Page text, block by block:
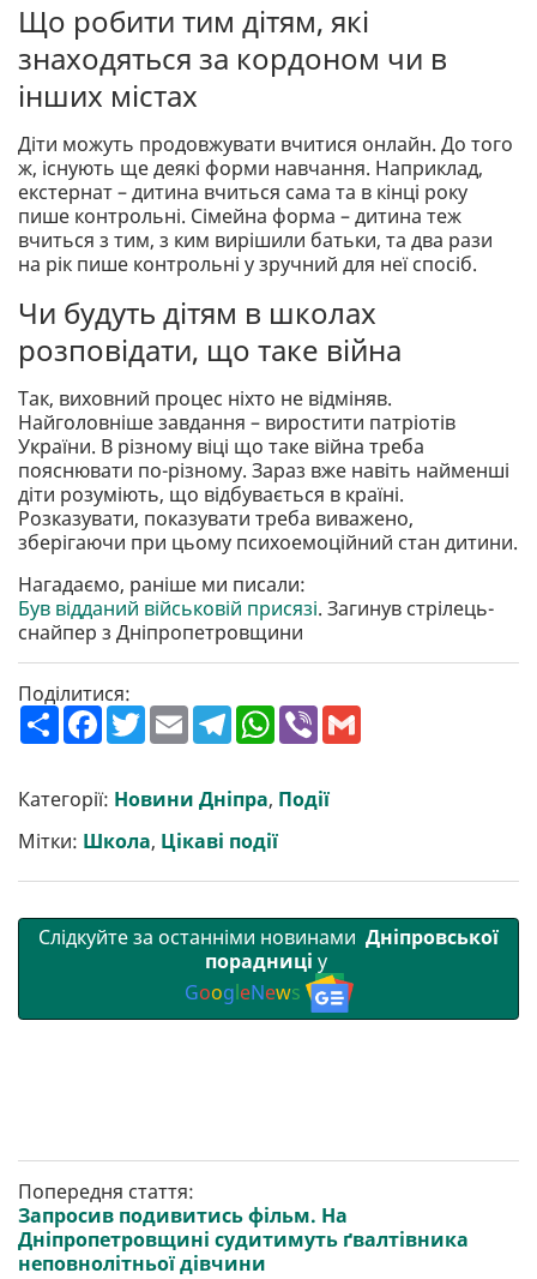
Що робити тим дітям, які
знаходяться за кордоном чи в
інших містах
Діти можуть продовжувати вчитися онлайн. До того
ж, існують ще деякі форми навчання. Наприклад,
екстернат – дитина вчиться сама та в кінці року
пише контрольні. Сімейна форма – дитина теж
вчиться з тим, з ким вирішили батьки, та два рази
на рік пише контрольні у зручний для неї спосіб.
Чи будуть дітям в школах
розповідати, що таке війна
Так, виховний процес ніхто не відміняв.
Найголовніше завдання – виростити патріотів
України. В різному віці що таке війна треба
пояснювати по-різному. Зараз вже навіть найменші
діти розуміють, що відбувається в країні.
Розказувати, показувати треба виважено,
зберігаючи при цьому психоемоційний стан дитини.
Нагадаємо, раніше ми писали:
Був відданий військовій присязі. Загинув стрілець-
снайпер з Дніпропетровщини
Поділитися:
П
о
р
и
т
и
F
a
b
o
o
k
T
w
t
e
r
E
m
l
T
e
g
r
a
m
W
h
s
A
p
p
V
r
Категорії: Новини Дніпра, Події
Мітки: Школа, Цікаві події
Слідкуйте за останніми новинами Дніпровської
порадниці у
GoogleNews
Попередня стаття:
Запросив подивитись фільм. На
Дніпропетровщині судитимуть ґвалтівника
неповнолітньої дівчини